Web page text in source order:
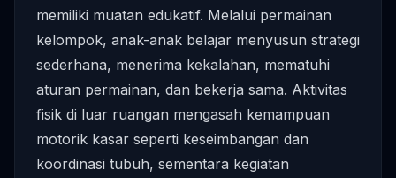
memiliki muatan edukatif. Melalui permainan
kelompok, anak-anak belajar menyusun strategi
sederhana, menerima kekalahan, mematuhi
aturan permainan, dan bekerja sama. Aktivitas
fisik di luar ruangan mengasah kemampuan
motorik kasar seperti keseimbangan dan
koordinasi tubuh, sementara kegiatan